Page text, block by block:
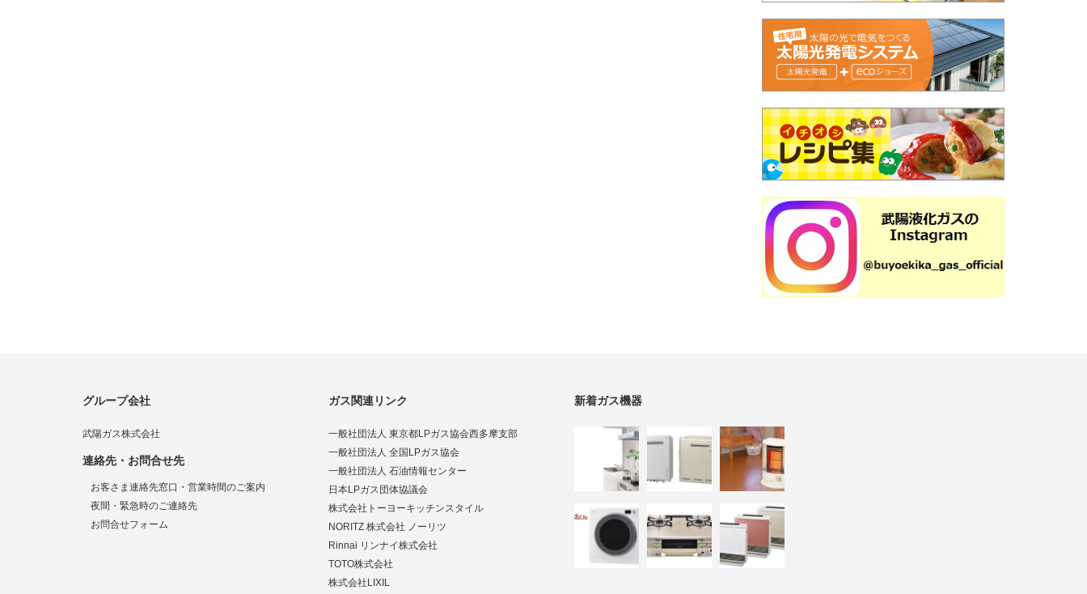
グループ会社
武陽ガス株式会社
連絡先・お問合せ先
お客さま連絡先窓口・営業時間のご案内
夜間・緊急時のご連絡先
お問合せフォーム
ガス関連リンク
一般社団法人 東京都LPガス協会西多摩支部
一般社団法人 全国LPガス協会
一般社団法人 石油情報センター
日本LPガス団体協議会
株式会社トーヨーキッチンスタイル
NORITZ 株式会社 ノーリツ
Rinnai リンナイ株式会社
TOTO株式会社
株式会社LIXIL
新着ガス機器